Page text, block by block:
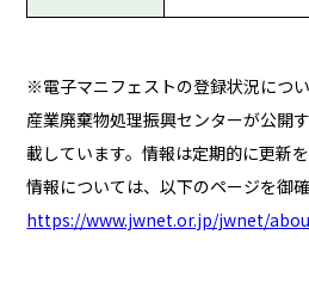
※電子マニフェストの登録状況につ
産業廃棄物処理振興センターが公開
載しています。情報は定期的に更新
情報については、以下のページを御確
https://www.jwnet.or.jp/jwnet/